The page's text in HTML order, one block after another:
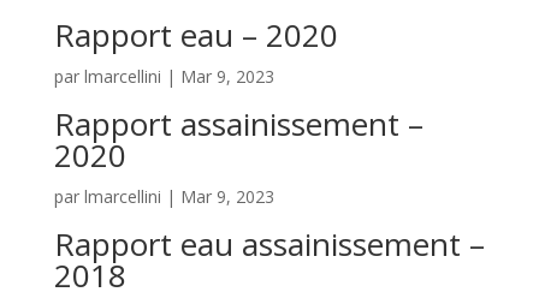
Rapport eau – 2020
par lmarcellini | Mar 9, 2023
Rapport assainissement –
2020
par lmarcellini | Mar 9, 2023
Rapport eau assainissement –
2018